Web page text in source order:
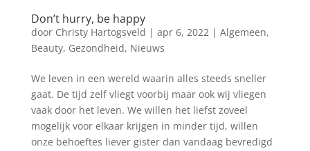
Don’t hurry, be happy
door Christy Hartogsveld | apr 6, 2022| Algemeen,
Beauty, Gezondheid, Nieuws
We leven in een wereld waarin alles steeds sneller
gaat. De tijd zelf vliegt voorbij maar ook wij vliegen
vaak door het leven. We willen het liefst zoveel
mogelijk voor elkaar krijgen in minder tijd, willen
onze behoeftes liever gister dan vandaag bevredigd